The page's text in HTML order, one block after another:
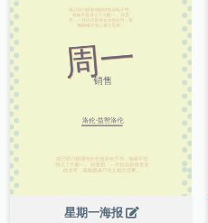
星期一海报